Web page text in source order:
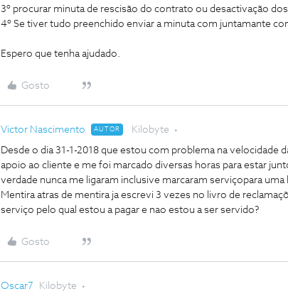
3º procurar minuta de rescisão do contrato ou desactivação
4º Se tiver tudo preenchido enviar a minuta com juntamante
Espero que tenha ajudado.
Gosto
Victor Nascimento AUTOR Kilobyte
Desde o dia 31-1-2018 que estou com problema na velocidade
apoio ao cliente e me foi marcado diversas horas para estar
verdade nunca me ligaram inclusive marcaram serviçopara
Mentira atras de mentira ja escrevi 3 vezes no livro de
serviço pelo qual estou a pagar e nao estou a ser servido?
Gosto
Oscar7 Kilobyte